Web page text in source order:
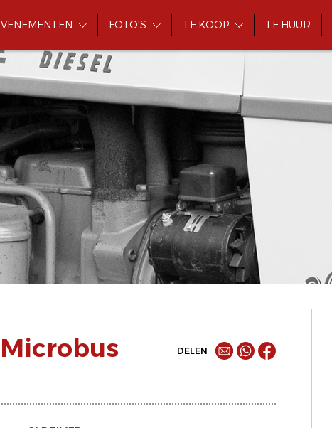
FOTO'S TE KOOP TE HUUR
DELEN